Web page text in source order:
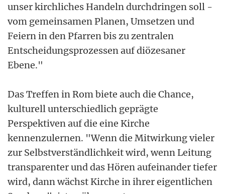
unser kirchliches Handeln durchdringen soll -
vom gemeinsamen Planen, Umsetzen und
Feiern in den Pfarren bis zu zentralen
Entscheidungsprozessen auf diözesaner
Ebene."
Das Treffen in Rom biete auch die Chance,
kulturell unterschiedlich geprägte
Perspektiven auf die eine Kirche
kennenzulernen. "Wenn die Mitwirkung vieler
zur Selbstverständlichkeit wird, wenn Leitung
transparenter und das Hören aufeinander tiefer
wird, dann wächst Kirche in ihrer eigentlichen